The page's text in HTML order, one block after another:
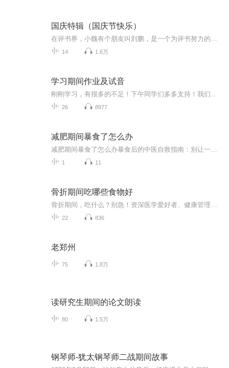
国庆特辑（国庆节快乐）
14 1.6万
学习期间作业及试音
26 8977
减肥期间暴食了怎么办
1 11
骨折期间吃哪些食物好
22 836
老郑州
75 1.8万
读研究生期间的论文朗读
80 1.5万
钢琴师-犹太钢琴师二战期间故事